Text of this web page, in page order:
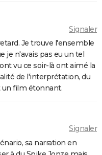
et date de sortie
Signaler
Je trouve l'ensemble
je n'avais pas eu un tel
vu ce soir-là ont aimé la
de l'interprétation, du
un film étonnant.
Signaler
sa narration en